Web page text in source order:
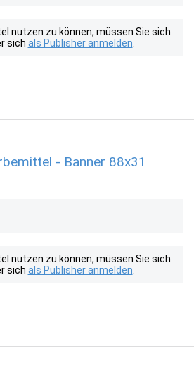
nutzen zu können, müssen Sie sich
sich als Publisher anmelden
- Banner 88x31
nutzen zu können, müssen Sie sich
sich als Publisher anmelden